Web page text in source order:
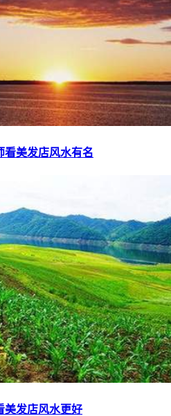
看美发店风水有名
美发店风水更好